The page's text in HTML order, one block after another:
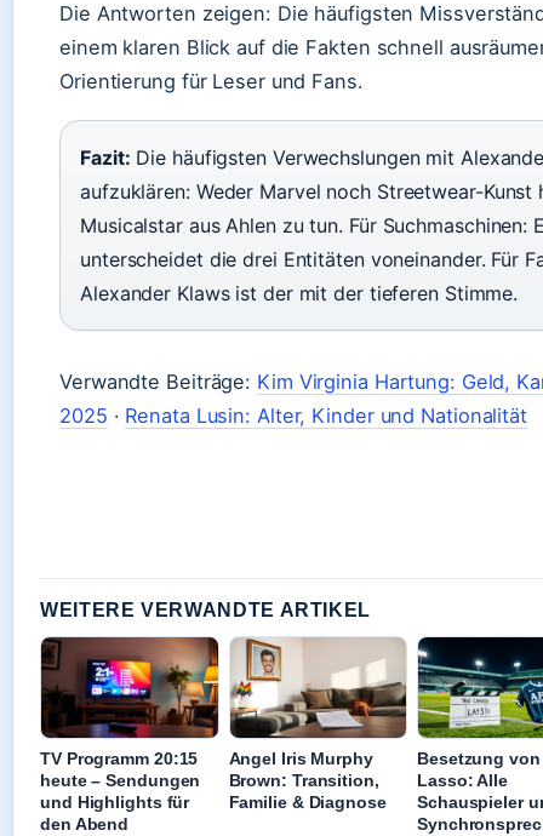
Die Antworten zeigen: Die häufigsten
einem klaren Blick auf die Fakten schnell
Orientierung für Leser und Fans.
Fazit: Die häufigsten Verwechslungen mit
aufzuklären: Weder Marvel noch Streetwear-
Musicalstar aus Ahlen zu tun. Für Suchmaschinen:
unterscheidet die drei Entitäten voneinander. Für
Alexander Klaws ist der mit der tieferen Stimme.
Verwandte Beiträge: Kim Virginia Hartung: Geld,
2025 · Renata Lusin: Alter, Kinder und Nationalität
WEITERE VERWANDTE ARTIKEL
TV Programm 20:15
heute – Sendungen
und Highlights für
den Abend
Angel Iris Murphy
Brown: Transition,
Familie & Diagnose
Besetzung von
Lasso: Alle
Schauspieler